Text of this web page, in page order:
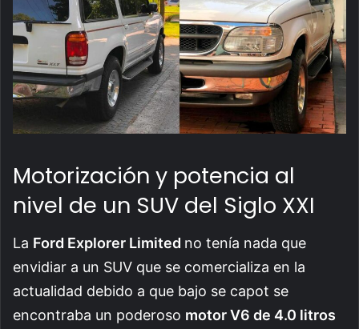
Motorización y potencia al
nivel de un SUV del Siglo XXI
La Ford Explorer Limited no tenía nada que
envidiar a un SUV que se comercializa en la
actualidad debido a que bajo se capot se
encontraba un poderoso motor V6 de 4.0 litros